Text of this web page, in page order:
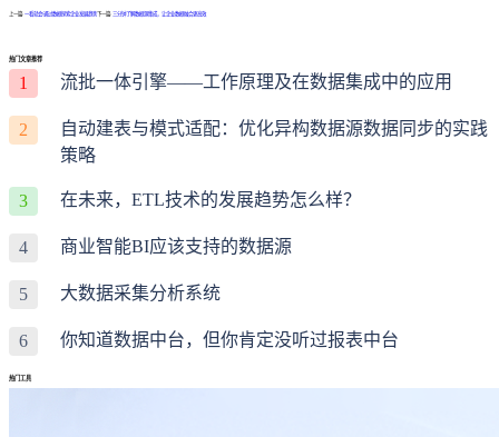
上一篇: 一看就会!通过数据探索企业发展趋势下一篇: 三分钟了解数据源集成，让企业数据融合更高效
热门文章推荐
1 流批一体引擎——工作原理及在数据集成中的应用
2
自动建表与模式适配：优化异构数据源数据同步的实践
策略
3 在未来，ETL技术的发展趋势怎么样？
4 商业智能BI应该支持的数据源
5 大数据采集分析系统
6 你知道数据中台，但你肯定没听过报表中台
热门工具